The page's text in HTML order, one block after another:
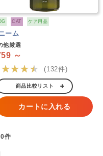
CAT ケア用品
ーム
他厳選
～
(132件)
商品比較リスト
カートに入れる
件